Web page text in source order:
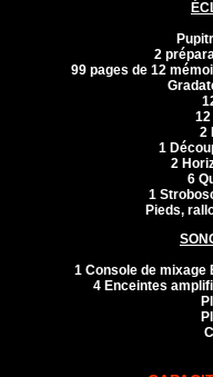
2
99 pages de 12
12
2
1
2
6
1
Pieds,
1 Console de mixage
4 Enceintes